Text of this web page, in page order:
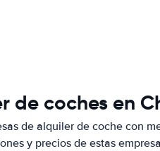
de coches en
de alquiler de coche con
y precios de estas